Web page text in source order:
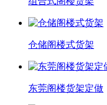
仓储阁楼式货架
东莞阁楼货架定做